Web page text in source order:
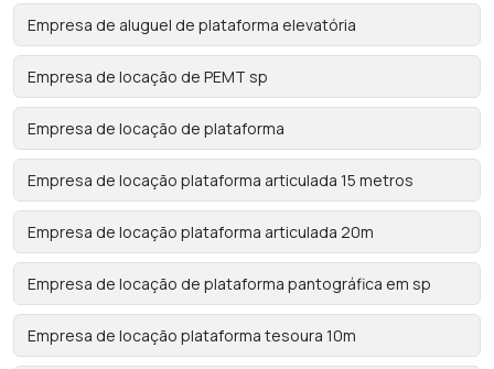
Empresa de aluguel de plataforma elevatória
Empresa de locação de PEMT sp
Empresa de locação de plataforma
Empresa de locação plataforma articulada 15 metros
Empresa de locação plataforma articulada 20m
Empresa de locação de plataforma pantográfica em sp
Empresa de locação plataforma tesoura 10m